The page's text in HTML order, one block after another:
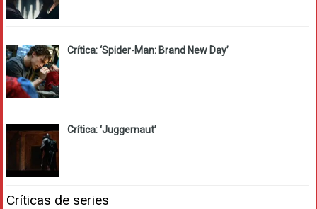
Crítica: ‘Spider-Man: Brand New Day’
Crítica: ‘Juggernaut’
Críticas de series